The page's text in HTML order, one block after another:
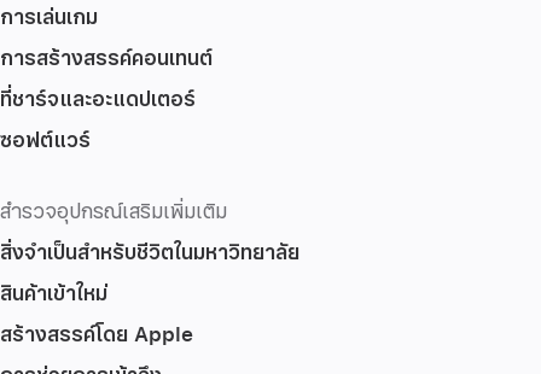
การเล่นเกม
การสร้างสรรค์คอนเทนต์
ที่ชาร์จและอะแดปเตอร์
ซอฟต์แวร์
สำรวจอุปกรณ์เสริมเพิ่มเติม
สิ่งจำเป็นสำหรับชีวิตในมหาวิทยาลัย
สินค้าเข้าใหม่
สร้างสรรค์โดย Apple